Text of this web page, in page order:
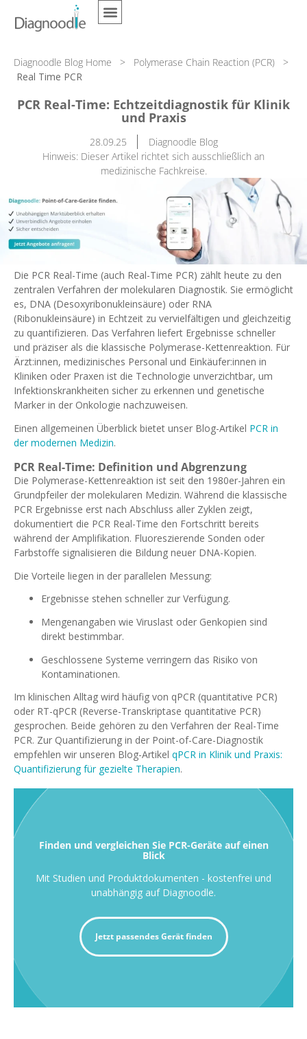
Diagnoodle Blog Home > Polymerase Chain Reaction (PCR) >
Real Time PCR
PCR Real-Time: Echtzeitdiagnostik für Klinik
und Praxis
28.09.25
Diagnoodle Blog
Hinweis: Dieser Artikel richtet sich ausschließlich an
medizinische Fachkreise.
Die PCR Real-Time (auch Real-Time PCR) zählt heute zu den
zentralen Verfahren der molekularen Diagnostik. Sie ermöglicht
es, DNA (Desoxyribonukleinsäure) oder RNA
(Ribonukleinsäure) in Echtzeit zu vervielfältigen und gleichzeitig
zu quantifizieren. Das Verfahren liefert Ergebnisse schneller
und präziser als die klassische Polymerase-Kettenreaktion. Für
Ärzt:innen, medizinisches Personal und Einkäufer:innen in
Kliniken oder Praxen ist die Technologie unverzichtbar, um
Infektionskrankheiten sicher zu erkennen und genetische
Marker in der Onkologie nachzuweisen.
Einen allgemeinen Überblick bietet unser Blog-Artikel PCR in
der modernen Medizin.
PCR Real-Time: Definition und Abgrenzung
Die Polymerase-Kettenreaktion ist seit den 1980er-Jahren ein
Grundpfeiler der molekularen Medizin. Während die klassische
PCR Ergebnisse erst nach Abschluss aller Zyklen zeigt,
dokumentiert die PCR Real-Time den Fortschritt bereits
während der Amplifikation. Fluoreszierende Sonden oder
Farbstoffe signalisieren die Bildung neuer DNA-Kopien.
Die Vorteile liegen in der parallelen Messung:
Ergebnisse stehen schneller zur Verfügung.
Mengenangaben wie Viruslast oder Genkopien sind
direkt bestimmbar.
Geschlossene Systeme verringern das Risiko von
Kontaminationen.
Im klinischen Alltag wird häufig von qPCR (quantitative PCR)
oder RT-qPCR (Reverse-Transkriptase quantitative PCR)
gesprochen. Beide gehören zu den Verfahren der Real-Time
PCR. Zur Quantifizierung in der Point-of-Care-Diagnostik
empfehlen wir unseren Blog-Artikel qPCR in Klinik und Praxis:
Quantifizierung für gezielte Therapien.
Finden und vergleichen Sie PCR-Geräte auf einen
Blick
Mit Studien und Produktdokumenten - kostenfrei und
unabhängig auf Diagnoodle.
Jetzt passendes Gerät finden